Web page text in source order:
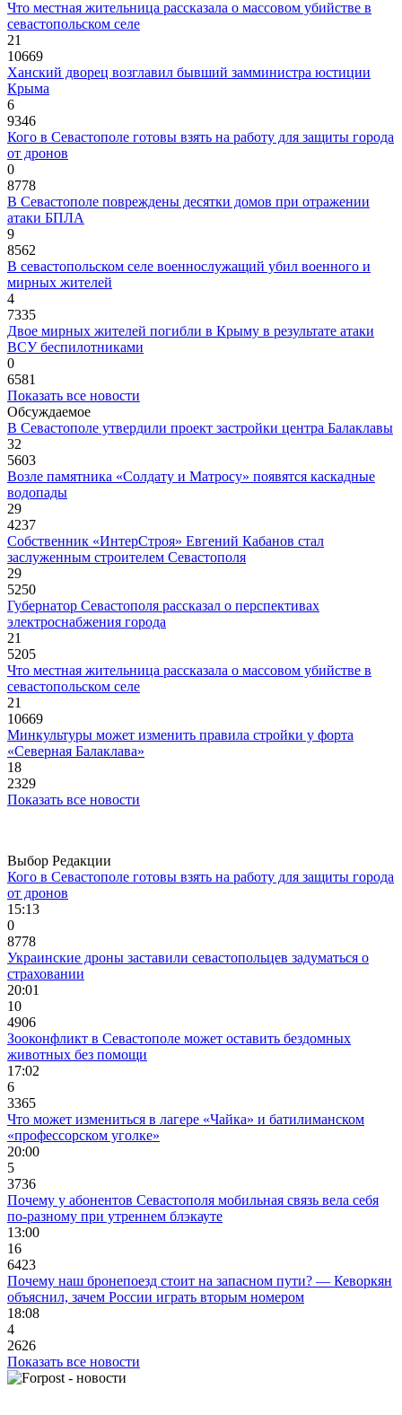
Что местная жительница рассказала о массовом убийстве в
севастопольском селе
21
10669
Ханский дворец возглавил бывший замминистра юстиции
Крыма
6
9346
Кого в Севастополе готовы взять на работу для защиты города
от дронов
0
8778
В Севастополе повреждены десятки домов при отражении
атаки БПЛА
9
8562
В севастопольском селе военнослужащий убил военного и
мирных жителей
4
7335
Двое мирных жителей погибли в Крыму в результате атаки
ВСУ беспилотниками
0
6581
Показать все новости
Обсуждаемое
В Севастополе утвердили проект застройки центра Балаклавы
32
5603
Возле памятника «Солдату и Матросу» появятся каскадные
водопады
29
4237
Собственник «ИнтерСтроя» Евгений Кабанов стал
заслуженным строителем Севастополя
29
5250
Губернатор Севастополя рассказал о перспективах
электроснабжения города
21
5205
Что местная жительница рассказала о массовом убийстве в
севастопольском селе
21
10669
Минкультуры может изменить правила стройки у форта
«Северная Балаклава»
18
2329
Показать все новости
Выбор Редакции
Кого в Севастополе готовы взять на работу для защиты города
от дронов
15:13
0
8778
Украинские дроны заставили севастопольцев задуматься о
страховании
20:01
10
4906
Зооконфликт в Севастополе может оставить бездомных
животных без помощи
17:02
6
3365
Что может измениться в лагере «Чайка» и батилиманском
«профессорском уголке»
20:00
5
3736
Почему у абонентов Севастополя мобильная связь вела себя
по-разному при утреннем блэкауте
13:00
16
6423
Почему наш бронепоезд стоит на запасном пути? — Кеворкян
объяснил, зачем России играть вторым номером
18:08
4
2626
Показать все новости